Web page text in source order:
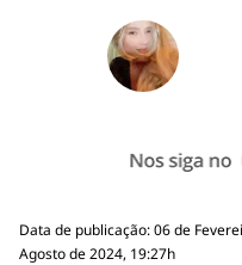
Data de publicação: 06 de
Agosto de 2024, 19:27h